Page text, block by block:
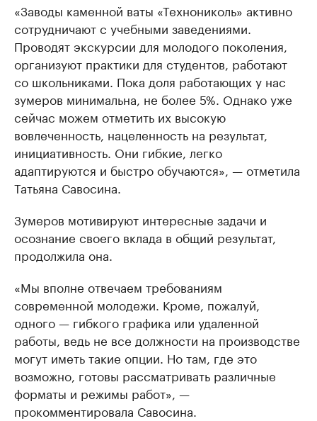
«Заводы каменной ваты «Технониколь» активно
сотрудничают с учебными заведениями.
Проводят экскурсии для молодого поколения,
организуют практики для студентов, работают
со школьниками. Пока доля работающих у нас
зумеров минимальна, не более 5%. Однако уже
сейчас можем отметить их высокую
вовлеченность, нацеленность на результат,
инициативность. Они гибкие, легко
адаптируются и быстро обучаются», — отметила
Татьяна Савосина.
Зумеров мотивируют интересные задачи и
осознание своего вклада в общий результат,
продолжила она.
«Мы вполне отвечаем требованиям
современной молодежи. Кроме, пожалуй,
одного — гибкого графика или удаленной
работы, ведь не все должности на производстве
могут иметь такие опции. Но там, где это
возможно, готовы рассматривать различные
форматы и режимы работ», —
прокомментировала Савосина.